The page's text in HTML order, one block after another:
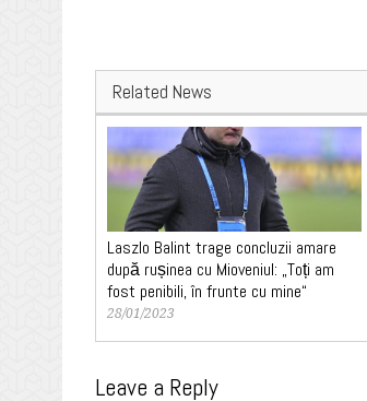
Related News
Laszlo Balint trage concluzii amare
după rușinea cu Mioveniul: „Toți am
fost penibili, în frunte cu mine“
28/01/2023
Leave a Reply